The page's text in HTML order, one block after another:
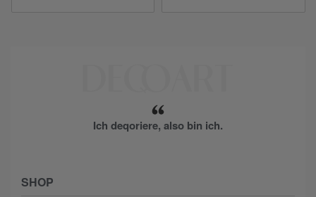
Ich deqoriere, also bin ich.
SHOP